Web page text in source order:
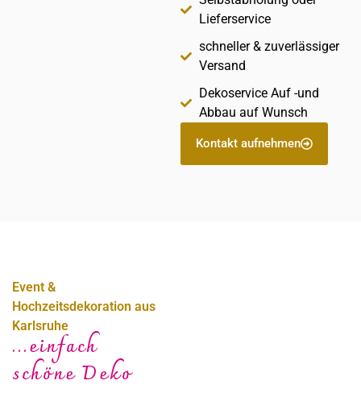
Lieferservice
schneller & zuverlässiger
Versand
Dekoservice Auf -und
Abbau auf Wunsch
Kontakt aufnehmen
Event &
Hochzeitsdekoration aus
Karlsruhe
...einfach
schöne Deko